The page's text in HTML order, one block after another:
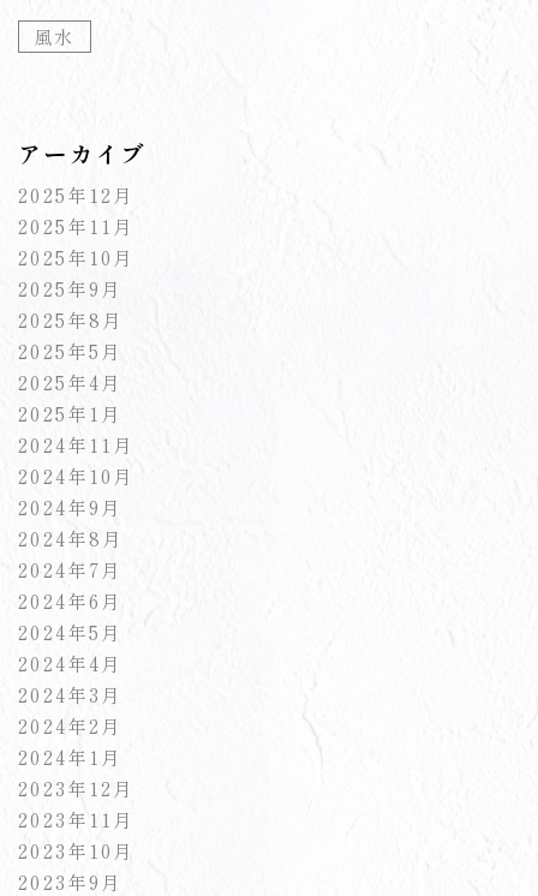
風水
アーカイブ
2025年12月
2025年11月
2025年10月
2025年9月
2025年8月
2025年5月
2025年4月
2025年1月
2024年11月
2024年10月
2024年9月
2024年8月
2024年7月
2024年6月
2024年5月
2024年4月
2024年3月
2024年2月
2024年1月
2023年12月
2023年11月
2023年10月
2023年9月